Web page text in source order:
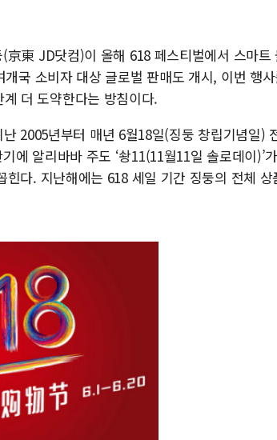
청도 문수리 야산서 산불
'해병 순직 책임' 임성근 전
東 JD닷컴)이 올해 618 페스티벌에서 스마트
국 소비자 대상 글로벌 판매도 개시, 이번 행
더 도약한다는 방침이다.
2005년부터 매년 6월18일(징둥 창립기념일)
에 알리바바 주도 ‘솽11(11월11일 솔로데이)’가
다. 지난해에는 618 세일 기간 징둥의 전체 상